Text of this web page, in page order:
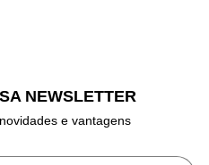
NEWSLETTER
e vantagens